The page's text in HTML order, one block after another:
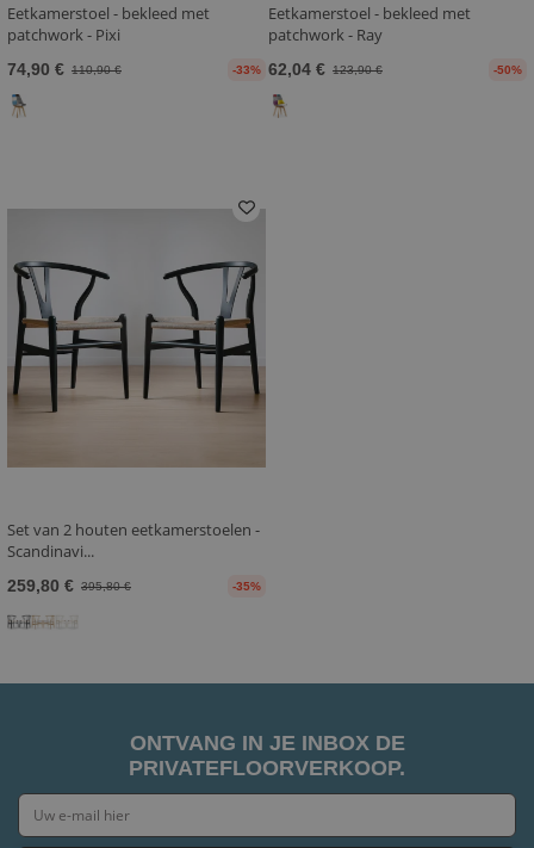
Eetkamerstoel - bekleed met
patchwork - Pixi
74,90 € 110,90 € -33%
Eetkamerstoel - bekleed met
patchwork - Ray
62,04 € 123,90 € -50%
Set van 2 houten eetkamerstoelen -
Scandinavi...
259,80 € 395,80 € -35%
ONTVANG IN JE INBOX DE
PRIVATEFLOORVERKOOP.